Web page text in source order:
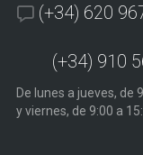
(+34) 620
(+34) 910
De lunes a jueves, de
y viernes, de 9:00 a